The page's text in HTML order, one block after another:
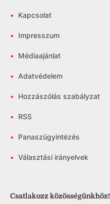
• Kapcsolat
• Impresszum
• Médiaajánlat
• Adatvédelem
• Hozzászólás szabályzat
• RSS
• Panaszügyintézés
• Választási irányelvek
Csatlakozz közösségünkhöz!